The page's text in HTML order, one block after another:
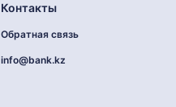
Контакты
Обратная связь
info@bank.kz